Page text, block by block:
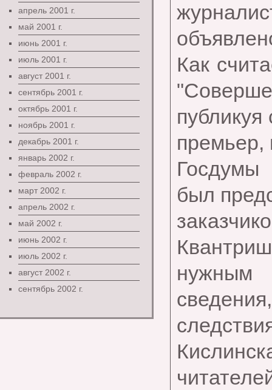
апрель 2001 г.
май 2001 г.
июнь 2001 г.
июль 2001 г.
август 2001 г.
сентябрь 2001 г.
октябрь 2001 г.
ноябрь 2001 г.
декабрь 2001 г.
январь 2002 г.
февраль 2002 г.
март 2002 г.
апрель 2002 г.
май 2002 г.
июнь 2002 г.
июль 2002 г.
август 2002 г.
сентябрь 2002 г.
Как
премьер,
Госдумы
был
нужным